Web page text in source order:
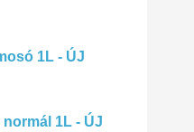
1L - ÚJ
normál 1L - ÚJ